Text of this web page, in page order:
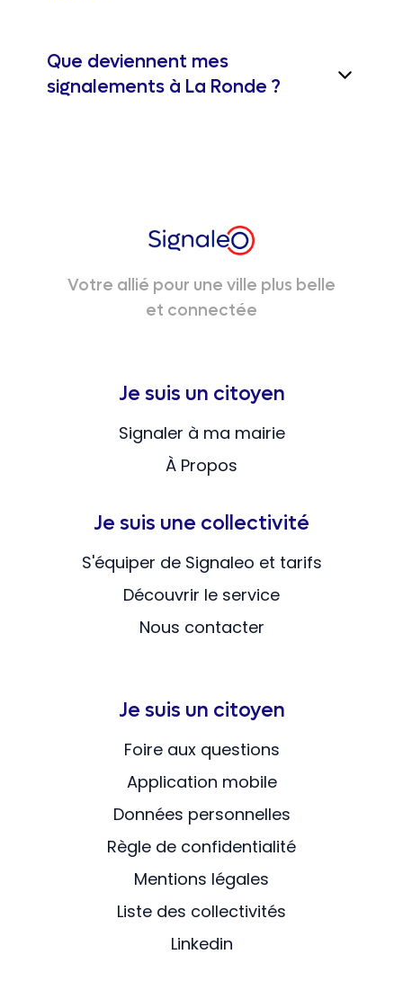
Que deviennent mes
signalements à La Ronde ?
Votre allié pour une ville plus belle
et connectée
Je suis un citoyen
Signaler à ma mairie
À Propos
Je suis une collectivité
S'équiper de Signaleo et tarifs
Découvrir le service
Nous contacter
Je suis un citoyen
Foire aux questions
Application mobile
Données personnelles
Règle de confidentialité
Mentions légales
Liste des collectivités
Linkedin